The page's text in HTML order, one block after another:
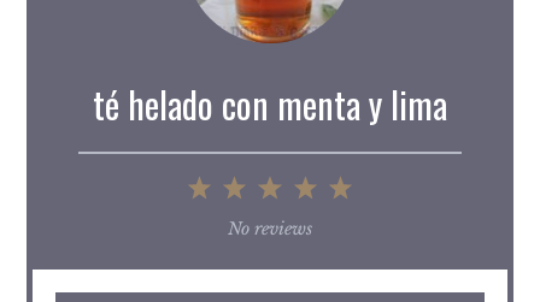
té helado con menta y lima
4
3
Stars
2
Stars
1
Star
No reviews